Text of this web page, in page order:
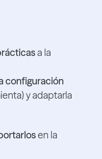
a la
configuración
y adaptarla
en la